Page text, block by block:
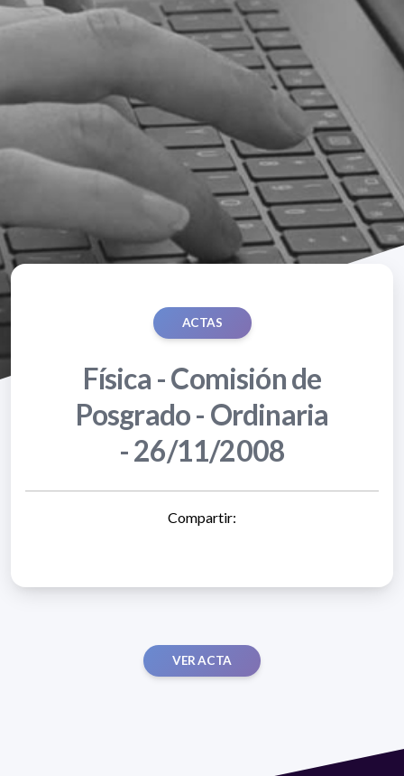
ACTAS
Física - Comisión de
Posgrado - Ordinaria
- 26/11/2008
Compartir:
VER ACTA